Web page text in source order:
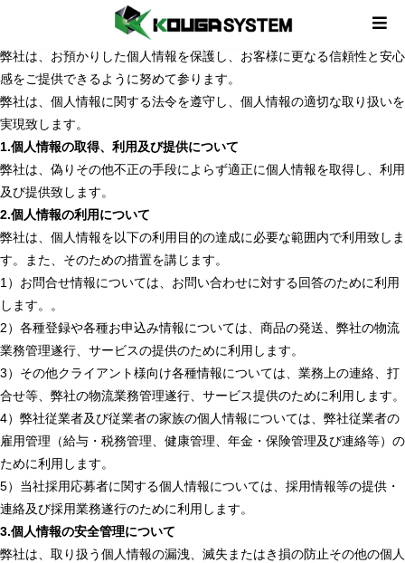
株式会社 KOUGA SYSTEM（以下、「弊社」）は、お問合せやお申
込みの際、お客様の個人情報をお預かりしております。
弊社は、お預かりした個人情報を保護し、お客様に更なる信頼性と安心
感をご提供できるように努めて参ります。
弊社は、個人情報に関する法令を遵守し、個人情報の適切な取り扱いを
実現致します。
1.個人情報の取得、利用及び提供について
弊社は、偽りその他不正の手段によらず適正に個人情報を取得し、利用
及び提供致します。
2.個人情報の利用について
弊社は、個人情報を以下の利用目的の達成に必要な範囲内で利用致しま
す。また、そのための措置を講じます。
1）お問合せ情報については、お問い合わせに対する回答のために利用
します。。
2）各種登録や各種お申込み情報については、商品の発送、弊社の物流
業務管理遂行、サービスの提供のために利用します。
3）その他クライアント様向け各種情報については、業務上の連絡、打
合せ等、弊社の物流業務管理遂行、サービス提供のために利用します。
4）弊社従業者及び従業者の家族の個人情報については、弊社従業者の
雇用管理（給与・税務管理、健康管理、年金・保険管理及び連絡等）の
ために利用します。
5）当社採用応募者に関する個人情報については、採用情報等の提供・
連絡及び採用業務遂行のために利用します。
3.個人情報の安全管理について
弊社は、取り扱う個人情報の漏洩、滅失またはき損の防止その他の個人